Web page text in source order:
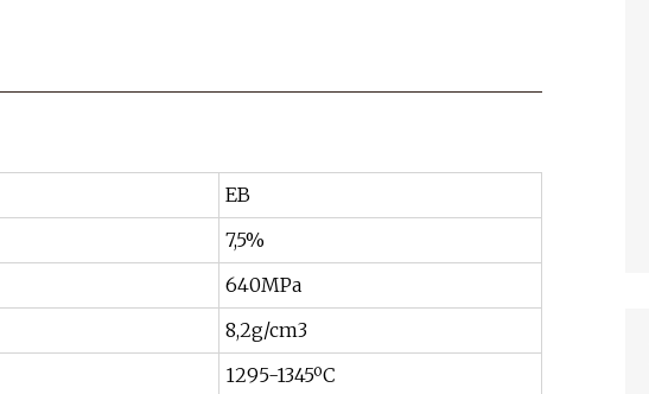
EB
7,5%
640MPa
8,2g/cm3
1295-1345ºC